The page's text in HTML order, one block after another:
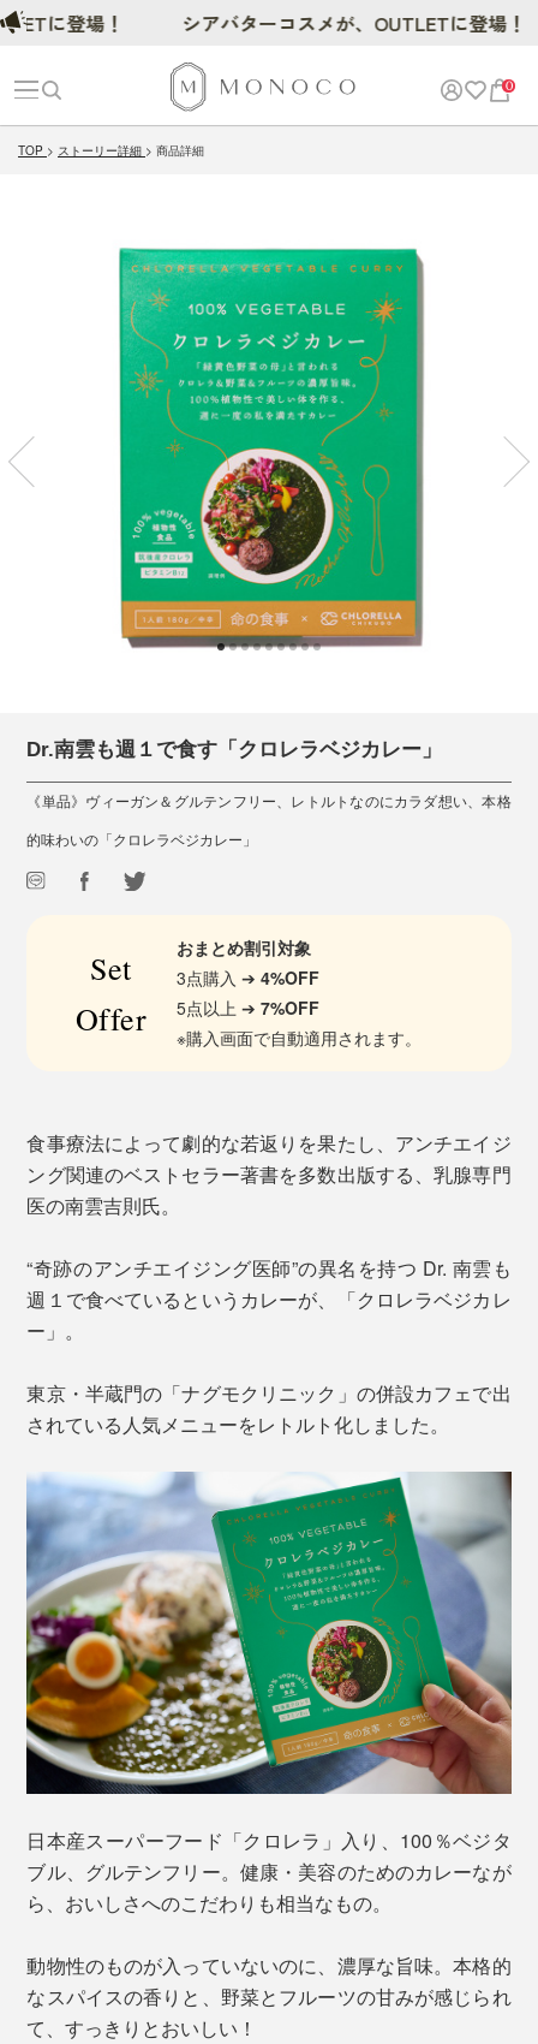
0
TOP ストーリー詳細 商品詳細
Dr.南雲も週１で食す「クロレラベジカレー」
《単品》ヴィーガン＆グルテンフリー、レトルトなのにカラダ想い、本格
的味わいの「クロレラベジカレー」
Set
Offer
おまとめ割引対象
3点購入 ➔4%OFF
5点以上 ➔7%OFF
※購入画面で自動適用されます。
食事療法によって劇的な若返りを果たし、アンチエイジ
ング関連のベストセラー著書を多数出版する、乳腺専門
医の南雲吉則氏。
“奇跡のアンチエイジング医師”の異名を持つ Dr. 南雲も
週１で食べているというカレーが、「クロレラベジカレ
ー」。
東京・半蔵門の「ナグモクリニック」の併設カフェで出
されている人気メニューをレトルト化しました。
日本産スーパーフード「クロレラ」入り、100％ベジタ
ブル、グルテンフリー。健康・美容のためのカレーなが
ら、おいしさへのこだわりも相当なもの。
動物性のものが入っていないのに、濃厚な旨味。本格的
なスパイスの香りと、野菜とフルーツの甘みが感じられ
て、すっきりとおいしい！
に登場！ シアバターコスメが、OUTLETに登場！